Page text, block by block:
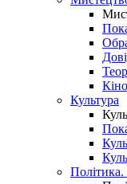
Культура
Політика.